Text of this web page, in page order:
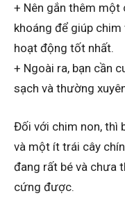
+ Nên gắn thêm
khoáng để giúp
hoạt động tốt nhất.
+ Ngoài ra, bạn cần
sạch và thường
Đối với chim non, thì
và một ít trái cây
đang rất bé và chưa
cứng được.